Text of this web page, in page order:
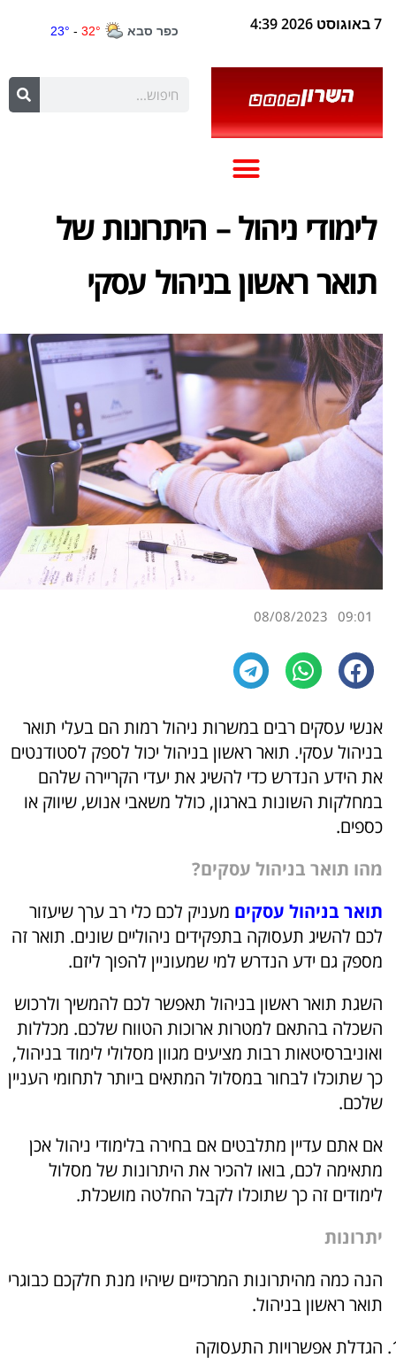
7 באוגוסט 2026 4:39
לימודי ניהול – היתרונות של
תואר ראשון בניהול עסקי
09:01
08/08/2023
אנשי עסקים רבים במשרות ניהול רמות הם בעלי תואר
בניהול עסקי. תואר ראשון בניהול יכול לספק לסטודנטים
את הידע הנדרש כדי להשיג את יעדי הקריירה שלהם
במחלקות השונות בארגון, כולל משאבי אנוש, שיווק או
כספים.
מהו תואר בניהול עסקים?
תואר בניהול עסקים מעניק לכם כלי רב ערך שיעזור
לכם להשיג תעסוקה בתפקידים ניהוליים שונים. תואר זה
מספק גם ידע הנדרש למי שמעוניין להפוך ליזם.
השגת תואר ראשון בניהול תאפשר לכם להמשיך ולרכוש
השכלה בהתאם למטרות ארוכות הטווח שלכם. מכללות
ואוניברסיטאות רבות מציעים מגוון מסלולי לימוד בניהול,
כך שתוכלו לבחור במסלול המתאים ביותר לתחומי העניין
שלכם.
אם אתם עדיין מתלבטים אם בחירה בלימודי ניהול אכן
מתאימה לכם, בואו להכיר את היתרונות של מסלול
לימודים זה כך שתוכלו לקבל החלטה מושכלת.
יתרונות
הנה כמה מהיתרונות המרכזיים שיהיו מנת חלקכם כבוגרי
תואר ראשון בניהול.
הגדלת אפשרויות התעסוקה